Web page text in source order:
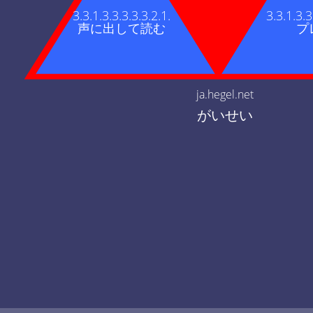
3.3.1.3.3.3.3.3.2.1.
声に出して読む プ
ja.hegel.net
がいせい